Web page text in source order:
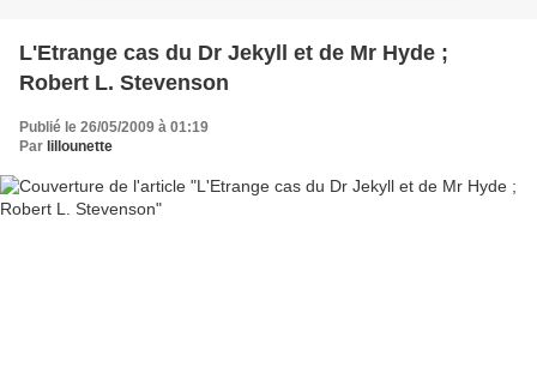
L'Etrange cas du Dr Jekyll et de Mr Hyde ;
Robert L. Stevenson
Publié le 26/05/2009 à 01:19
Par lillounette